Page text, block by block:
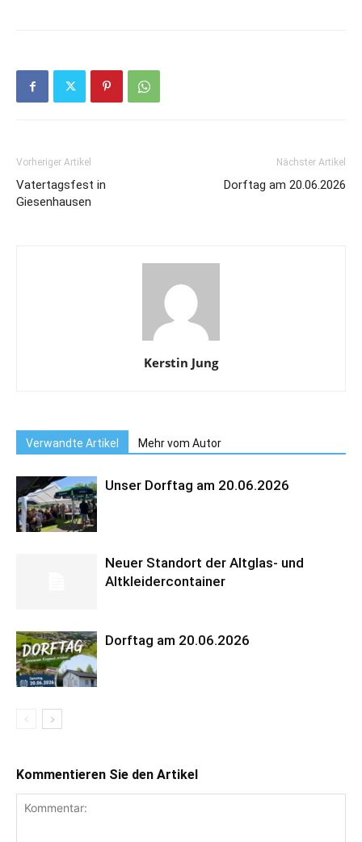
Vorheriger Artikel
Vatertagsfest in
Giesenhausen
Nächster Artikel
Dorftag am 20.06.2026
Kerstin Jung
Verwandte Artikel Mehr vom Autor
Unser Dorftag am 20.06.2026
Neuer Standort der Altglas- und
Altkleidercontainer
Dorftag am 20.06.2026
Kommentieren Sie den Artikel